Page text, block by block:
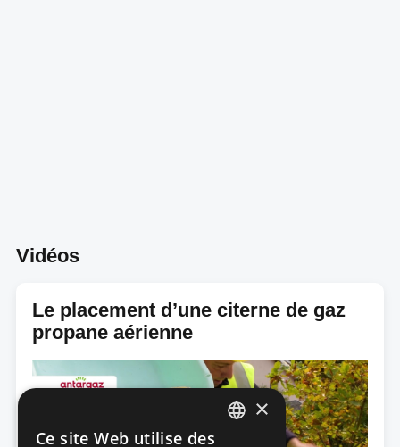
Vidéos
Le placement d’une citerne de gaz
propane aérienne
×
Ce site Web utilise des